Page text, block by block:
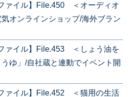
ァイル】File.450 ＜オーディオ
オンラインショップ/海外ブラン
ァイル】File.453 ＜しょう油を
ゆ」/自社蔵と連動でイベント開
ァイル】File.452 ＜猫用の生活